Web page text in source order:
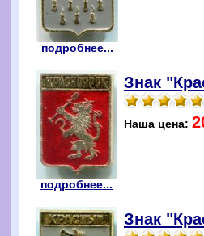
подробнее...
подробнее...
Знак
Наша цена:
Знак